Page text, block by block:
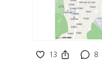
13 8